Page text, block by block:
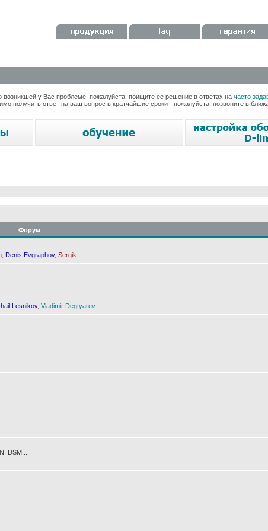
у Вас проблеме, пожалуйста, поищите ее решение в ответах на часто
получить ответ на ваш вопрос в кратчайшие сроки - пожалуйста, позвоните в
Форум
Denis Evgraphov, Sergik
Lesnikov, Vladimir Degtyarev
DSM,...